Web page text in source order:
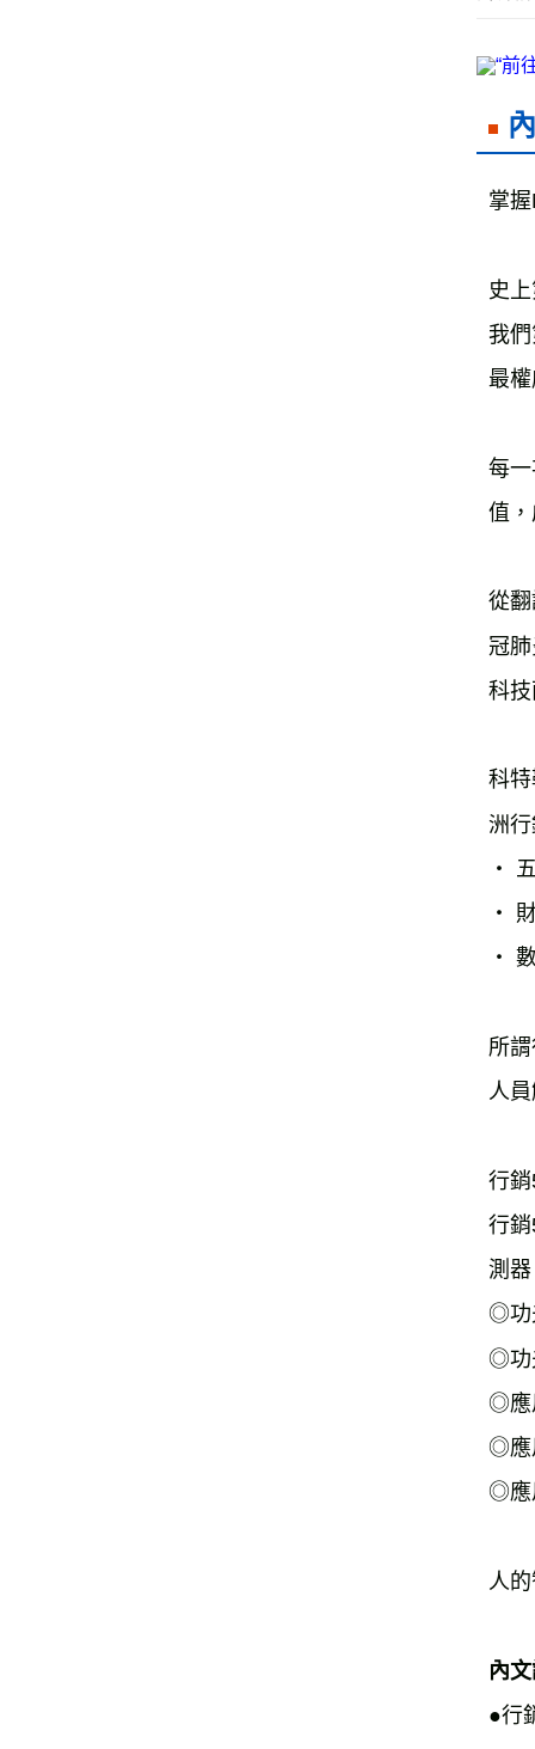
掌
史
我
最
每
值
從
冠
科
科
洲
‧
‧
‧
所
人
行
行
測
◎功
◎功
◎應
◎應
◎應
人
內
●行